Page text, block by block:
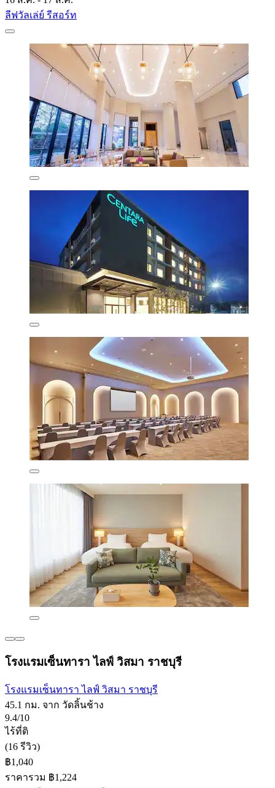
ลีฟวัลเล่ย์ รีสอร์ท
โรงแรมเซ็นทารา ไลฟ์ วิสมา ราชบุรี
โรงแรมเซ็นทารา ไลฟ์ วิสมา ราชบุรี
45.1 กม. จาก วัดลิ้นช้าง
9.4/10
ไร้ที่ติ
(16 รีวิว)
฿1,040
ราคารวม ฿1,224